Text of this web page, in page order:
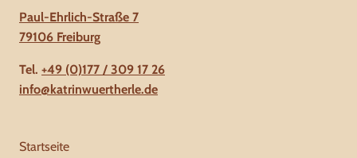
Paul-Ehrlich-Straße 7
79106 Freiburg
Tel. +49 (0)177 / 309 17 26
info@katrinwuertherle.de
Startseite